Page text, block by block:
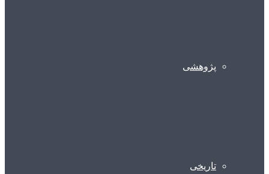
پژوهشی
تاریخی